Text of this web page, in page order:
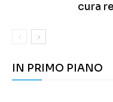
cura
IN PRIMO PIANO